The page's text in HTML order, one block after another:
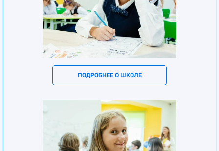
ПОДРОБНЕЕ О ШКОЛЕ